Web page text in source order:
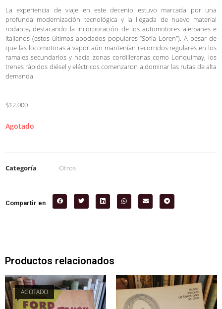
La experiencia de viaje en este decenio estuvo marcada por una
profunda modernización tecnológica y la llegada de nuevo material
rodante, destacando la incorporación de los automotores alemanes e
italianos (estos últimos apodados populares “Sofía Loren”). A pesar de
que las locomotoras a vapor aún mantenían recorridos regulares en los
ramales secundarios y hacia zonas cordilleranas como Lonquimay, los
trenes rápidos diésel y eléctricos comenzaron a dominar las rutas de alta
demanda.
$12.000
Agotado
Categoría Otros
Compartir en
Productos relacionados
AGOTADO